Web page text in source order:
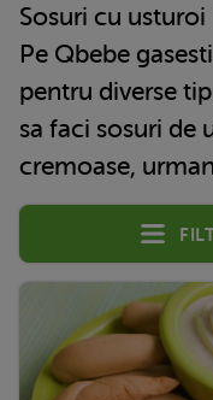
Sosuri cu usturoi
Pe Qbebe gasesti
pentru diverse
sa faci sosuri de
cremoase,